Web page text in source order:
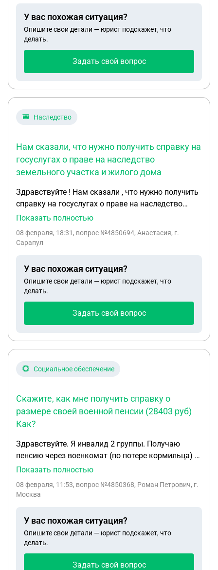
У вас похожая ситуация?
Опишите свои детали — юрист подскажет, что
делать.
Задать свой вопрос
Наследство
Нам сказали, что нужно получить справку на
госуслугах о праве на наследство
земельного участка и жилого дома
Здравствуйте ! Нам сказали , что нужно получить
справку на госуслугах о праве на наследство
земельного участка и жилого дома. Ранее 4 года
наследство у нотариуса. Сейчас просто нужно
Показать полностью
08 февраля, 18:31 , вопрос №4850694, Анастасия, г.
Сарапул
У вас похожая ситуация?
Опишите свои детали — юрист подскажет, что
делать.
Задать свой вопрос
Социальное обеспечение
Скажите, как мне получить справку о
размере своей военной пенсии (28403 руб)
Как?
Здравствуйте. Я инвалид 2 группы. Получаю
пенсию через военкомат (по потере кормильца) и
ЕДВ от пенсионного фонда тоже получаю. Мне
электронном виде. Я пробовал получить её на
Скажите , как мне получить справку о размере
своей военной пенсии (28403 руб) Как ?
Показать полностью
08 февраля, 11:53, вопрос №4850368, Роман Петрович, г.
Москва
У вас похожая ситуация?
Опишите свои детали — юрист подскажет, что
делать.
Задать свой вопрос